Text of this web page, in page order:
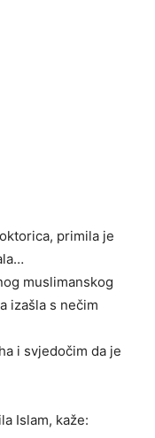
primila je
muslimanskog
izašla s nečim
i svjedočim da je
Islam, kaže: